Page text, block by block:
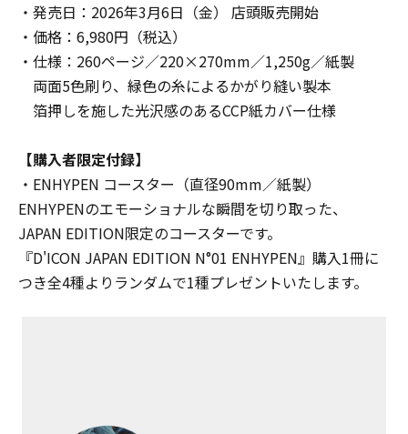
・発売日：2026年3月6日（金） 店頭販売開始
・価格：6,980円（税込）
・仕様：260ページ／220×270mm／1,250g／紙製
両面5色刷り、緑色の糸によるかがり縫い製本
箔押しを施した光沢感のあるCCP紙カバー仕様
【購入者限定付録】
・ENHYPEN コースター（直径90mm／紙製）
ENHYPENのエモーショナルな瞬間を切り取った、
JAPAN EDITION限定のコースターです。
『D'ICON JAPAN EDITION N°01 ENHYPEN』購入1冊に
つき全4種よりランダムで1種プレゼントいたします。